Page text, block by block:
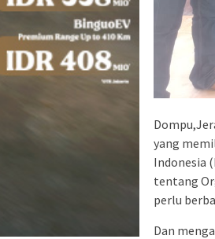
yang
Indonesia
tentang
perlu
Dan